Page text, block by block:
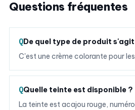
Questions fréquentes
De quel type de produit
C'est une crème colorante pour
Quelle teinte est disponible ?
La teinte est acajou rouge,